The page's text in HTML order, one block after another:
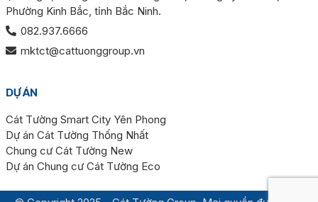
Phường Kinh Bắc, tỉnh Bắc Ninh.
082.937.6666
mktct@cattuonggroup.vn
DỰ ÁN
Cát Tường Smart City Yên Phong
Dự án Cát Tường Thống Nhất
Chung cư Cát Tường New
Dự án Chung cư Cát Tường Eco